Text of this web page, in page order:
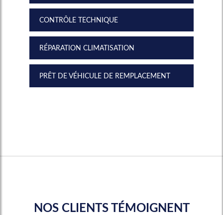
CONTRÔLE TECHNIQUE
RÉPARATION CLIMATISATION
PRÊT DE VÉHICULE DE REMPLACEMENT
NOS CLIENTS TÉMOIGNENT